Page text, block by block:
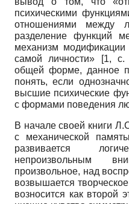
психическими
отношениями между
разделение функций
механизм
самой личности» [1,
общей форме, данное
понять, если
высшие психические
с формами поведения
В начале своей книги
с механической
развивается
непроизвольным
произвольное, над
возвышается
возносится как второй